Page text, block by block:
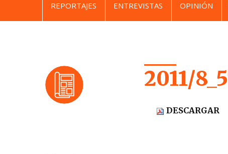
REPORTAJES ENTREVISTAS OPINIÓN
2011/
DESCARGAR